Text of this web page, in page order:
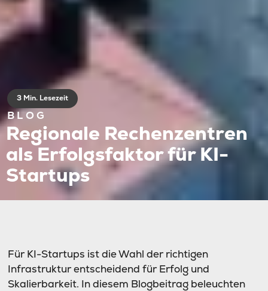
BLOG
3 Min. Lesezeit
Regionale Rechenzentren
als Erfolgsfaktor für KI-
Startups
Für KI-Startups ist die Wahl der richtigen
Infrastruktur entscheidend für Erfolg und
Skalierbarkeit. In diesem Blogbeitrag beleuchten